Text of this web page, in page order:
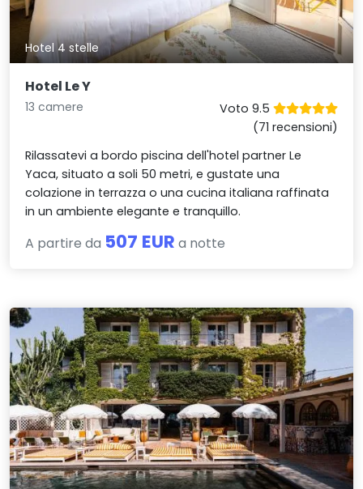
Hotel 4 stelle
Hotel Le Y
13 camere
Voto 9.5
(71 recensioni)
Rilassatevi a bordo piscina dell'hotel partner Le
Yaca, situato a soli 50 metri, e gustate una
colazione in terrazza o una cucina italiana raffinata
in un ambiente elegante e tranquillo.
A partire da 507 EUR a notte